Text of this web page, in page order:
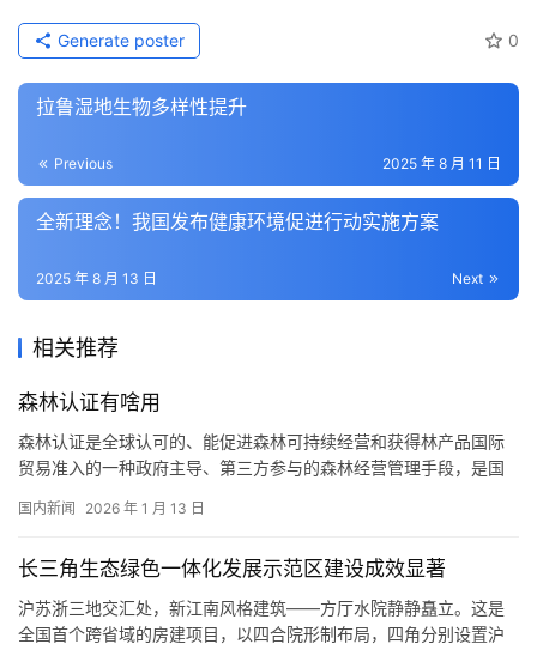
0
Generate poster
拉鲁湿地生物多样性提升
Previous 2025 年 8 月 11 日
全新理念！我国发布健康环境促进行动实施方案
Next
2025 年 8 月 13 日
相关推荐
森林认证有啥用
森林认证是全球认可的、能促进森林可持续经营和获得林产品国际
贸易准入的一种政府主导、第三方参与的森林经营管理手段，是国
品来源管控、质量管理、提高市场效率的基础性制度。 “十四五”时
逐步扩大。目前，已形成5项国家标准和27项行业标准为支撑的新型
标准…
国内新闻 2026 年 1 月 13 日
长三角生态绿色一体化发展示范区建设成效显著
沪苏浙三地交汇处，新江南风格建筑——方厅水院静静矗立。这是
全国首个跨省域的房建项目，以四合院形制布局，四角分别设置沪